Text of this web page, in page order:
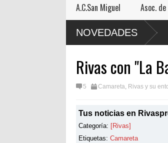
A.C.San Miguel Asoc.
NOVEDADES
ESCAPE ROOM DE MUCHO MIEDO EN
Rivas con "La
5 Camareta, Rivas y su
Tus noticias en
Categoría: [Rivas]
Etiquetas: Camareta